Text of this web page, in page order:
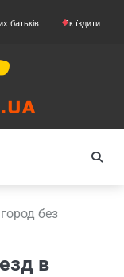
Як їздити на картингу
без
в